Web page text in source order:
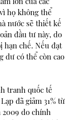
họ không thể
nước sẽ thiết kế
đầu tư này, do
hạn chế. Nếu đạt
dư có thể còn cao
tranh quốc tế
đã giảm 31% từ
do chính